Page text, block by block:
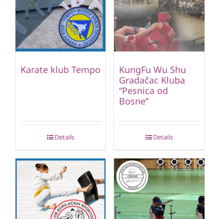
Karate klub Tempo
Details
KungFu Wu Shu
Gradačac Kluba
“Pesnica od
Bosne”
Details